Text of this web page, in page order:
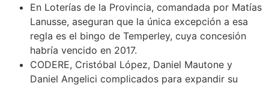
En Loterías de la Provincia, comandada por Matías
Lanusse, aseguran que la única excepción a esa
regla es el bingo de Temperley, cuya concesión
habría vencido en 2017.
CODERE, Cristóbal López, Daniel Mautone y
Daniel Angelici complicados para expandir su